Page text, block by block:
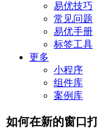
易优技巧
常见问题
易优手册
标签工具
更多
小程序
组件库
案例库
如何在新的窗口